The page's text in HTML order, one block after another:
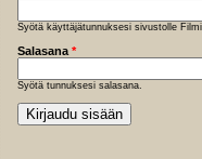
Syötä käyttäjätunnuksesi sivustolle
Salasana *
Syötä tunnuksesi salasana.